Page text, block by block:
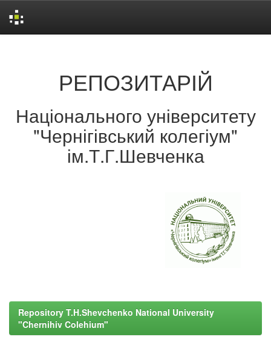
РЕПОЗИТАРІЙ
Національного університету
"Чернігівський колегіум"
ім.Т.Г.Шевченка
Repository T.H.Shevchenko National University
"Chernihiv Colehium"